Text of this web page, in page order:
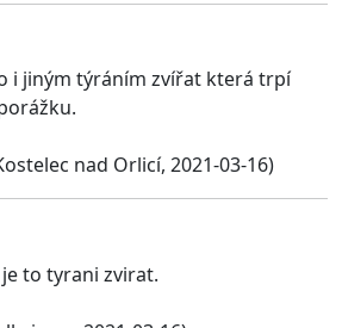
i jiným týráním zvířat která trpí
nad Orlicí, 2021-03-16)
to tyrani zvirat.